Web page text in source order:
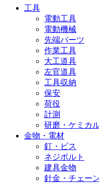
工具
電動工具
電動機械
先端パーツ
作業工具
大工道具
左官道具
工具収納
保安
荷役
計測
研磨・ケミカ
金物・電材
釘・ビス
ネジボルト
建具金物
針金・チェー